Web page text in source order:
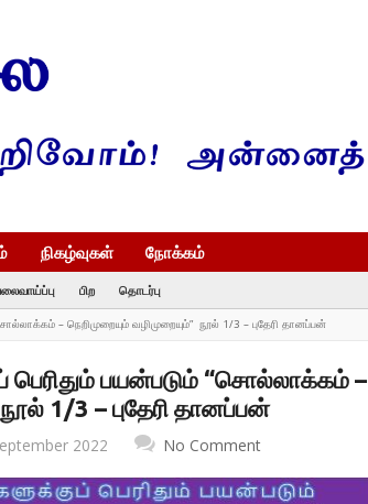
நிகழ்வுகள் நோக்கம்
பிற தொடர்பு
– நெறிமுறையும் வழிமுறையும்” நூல் 1/3 – புதேரி தானப்பன்
பயன்படும் “சொல்லாக்கம் –
1/3 – புதேரி தானப்பன்
2022 No Comment